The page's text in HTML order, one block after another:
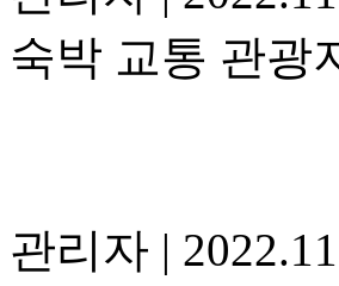
숙박 교통 관광
관리자 |